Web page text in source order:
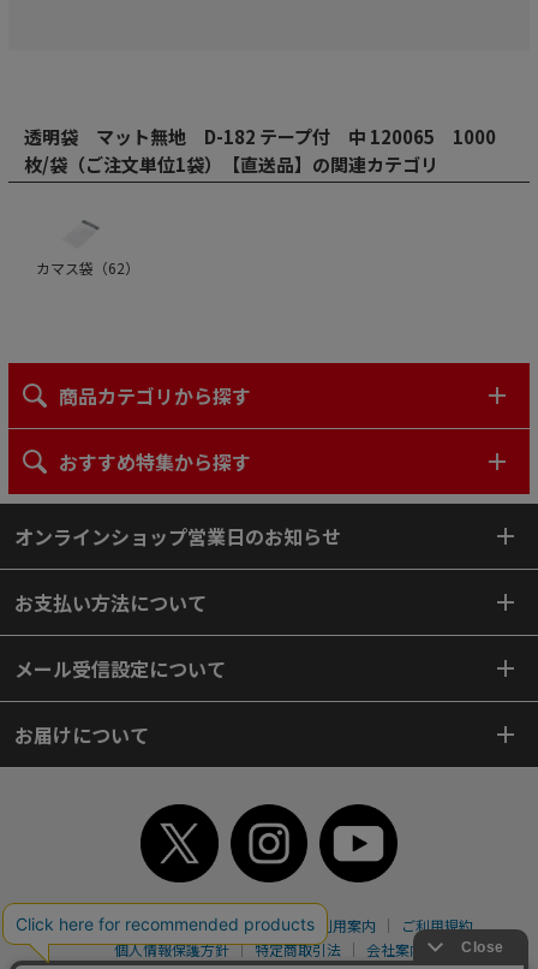
透明袋 マット無地 D-182 テープ付 中 120065 1000
枚/袋（ご注文単位1袋）【直送品】の関連カテゴリ
カマス袋（62）
商品カテゴリから探す
おすすめ特集から探す
オンラインショップ営業日のお知らせ
お支払い方法について
メール受信設定について
お届けについて
TOP 初めてご利用のお客様へ ご利用案内
ご利用規約
個人情報保護方針
特定商取引法
会社案内